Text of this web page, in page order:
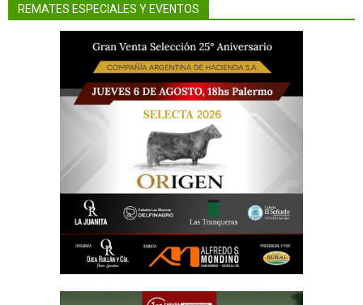
REMATES ESPECIALES Y EVENTOS